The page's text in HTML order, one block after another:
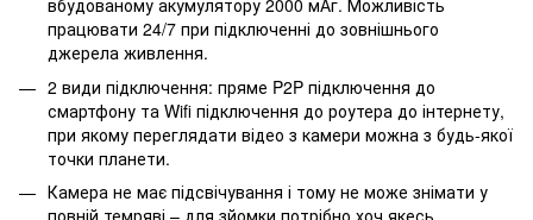
вбудованому акумулятору 2000 мАг. Можливість
працювати 24/7 при підключенні до зовнішнього
джерела живлення.
2 види підключення: пряме P2P підключення до
смартфону та Wifi підключення до роутера до інтернету,
при якому переглядати відео з камери можна з будь-якої
точки планети.
Камера не має підсвічування і тому не може знімати у
повній темряві – для зйомки потрібно хоч якесь